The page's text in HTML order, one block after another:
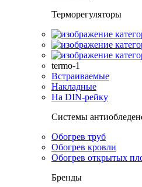
Терморегуляторы
termo-1
Встраиваемые
Накладные
На DIN-рейку
Системы
Обогрев труб
Обогрев кровли
Обогрев открытых
Бренды